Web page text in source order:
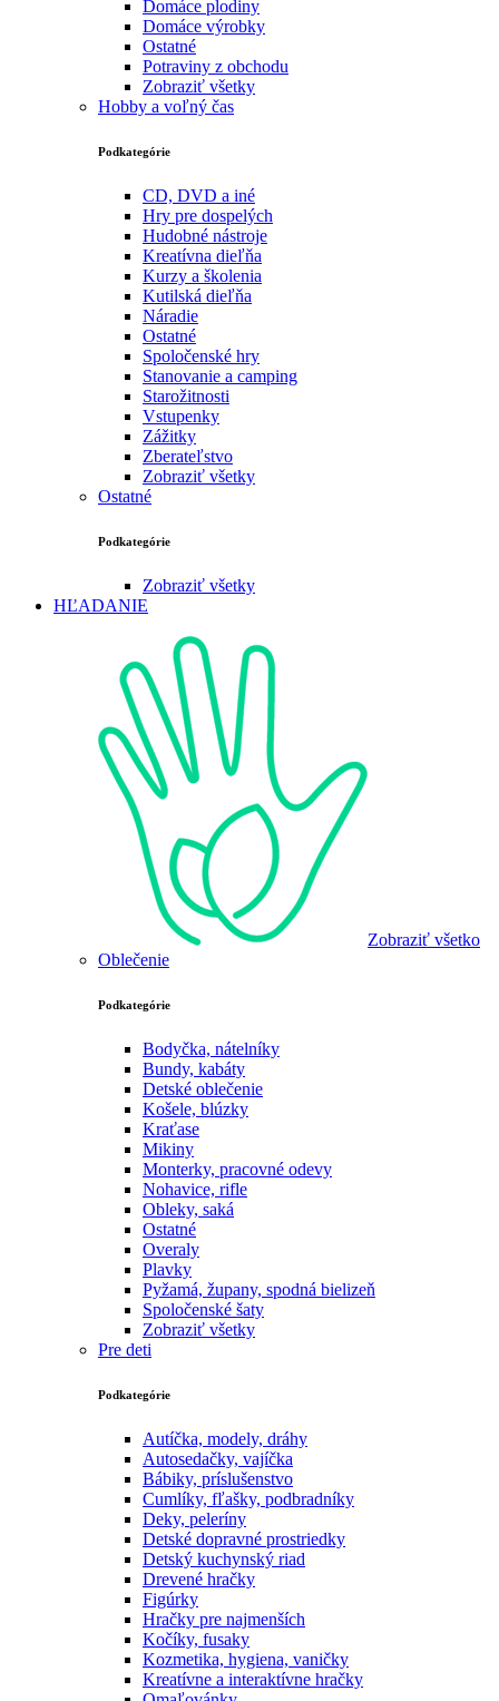
Domáce plodiny
Domáce výrobky
Ostatné
Potraviny z obchodu
Zobraziť všetky
Hobby a voľný čas
Podkategórie
CD, DVD a iné
Hry pre dospelých
Hudobné nástroje
Kreatívna dieľňa
Kurzy a školenia
Kutilská dieľňa
Náradie
Ostatné
Spoločenské hry
Stanovanie a camping
Starožitnosti
Vstupenky
Zážitky
Zberateľstvo
Zobraziť všetky
Ostatné
Podkategórie
Zobraziť všetky
HĽADANIE
Zobraziť všetko
Oblečenie
Podkategórie
Bodyčka, nátelníky
Bundy, kabáty
Detské oblečenie
Košele, blúzky
Kraťase
Mikiny
Monterky, pracovné odevy
Nohavice, rifle
Obleky, saká
Ostatné
Overaly
Plavky
Pyžamá, župany, spodná bielizeň
Spoločenské šaty
Zobraziť všetky
Pre deti
Podkategórie
Autíčka, modely, dráhy
Autosedačky, vajíčka
Bábiky, príslušenstvo
Cumlíky, fľašky, podbradníky
Deky, peleríny
Detské dopravné prostriedky
Detský kuchynský riad
Drevené hračky
Figúrky
Hračky pre najmenších
Kočíky, fusaky
Kozmetika, hygiena, vaničky
Kreatívne a interaktívne hračky